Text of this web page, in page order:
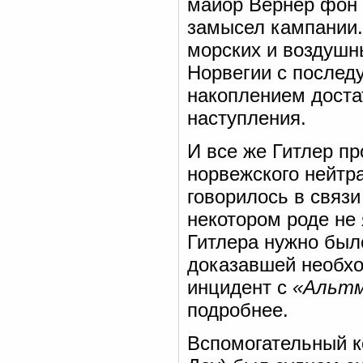
майор Вернер фон
замысел
морских и
Норвегии с
накоплением
наступления.
И все же Гитлер
норвежского
говорилось в
некотором роде
Гитлера нужно
доказавшей
инцидент с
подробнее.
Вспомогательный